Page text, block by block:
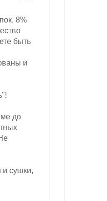
8%
быть
и
до
и сушки,